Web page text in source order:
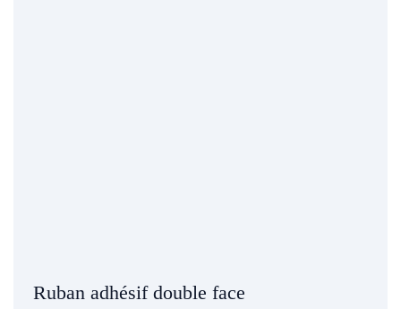
Ruban adhésif double face